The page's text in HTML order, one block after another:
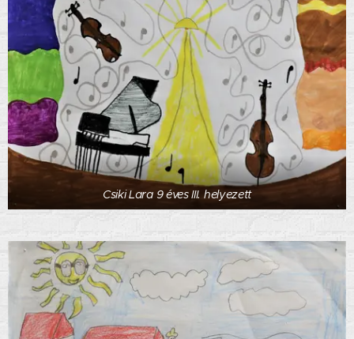
Csiki Lara 9 éves III. helyezett